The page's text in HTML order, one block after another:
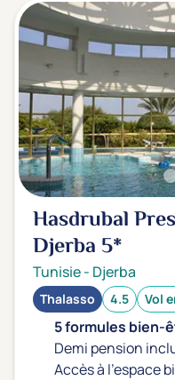
Hasdrubal
Djerba 5*
Tunisie- Djerba
Thalasso 4.5 Vol
5 formules bien-
Demi pension
Accès à l'espace